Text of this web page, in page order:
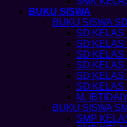
BUKU SISWA
BUKU SISWA SD
SD KELAS
SD KELAS
SD KELAS
SD KELAS
SD KELAS
SD KELAS
M.
BUKU SISWA
SMP